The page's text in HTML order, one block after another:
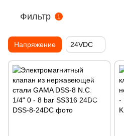
Фильтр 1
Напряжение 24VDC